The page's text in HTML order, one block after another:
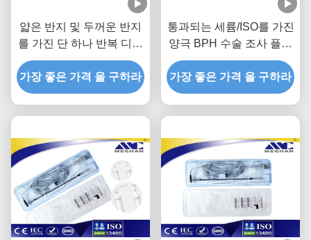
얇은 반지 및 두꺼운 반지
를 가진 단 하나 반복 디자
인 BPH 수술 플라스마 조
사
가장 좋은 가격 을 구하라
통과되는 세륨/ISO를 가진
양극 BPH 수술 조사 플라
스마 활동적인 절단
가장 좋은 가격 을 구하라